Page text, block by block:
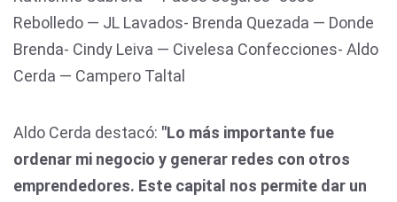
Rebolledo — JL Lavados- Brenda Quezada — Donde
Brenda- Cindy Leiva — Civelesa Confecciones- Aldo
Cerda — Campero Taltal
Aldo Cerda destacó: "Lo más importante fue
ordenar mi negocio y generar redes con otros
emprendedores. Este capital nos permite dar un